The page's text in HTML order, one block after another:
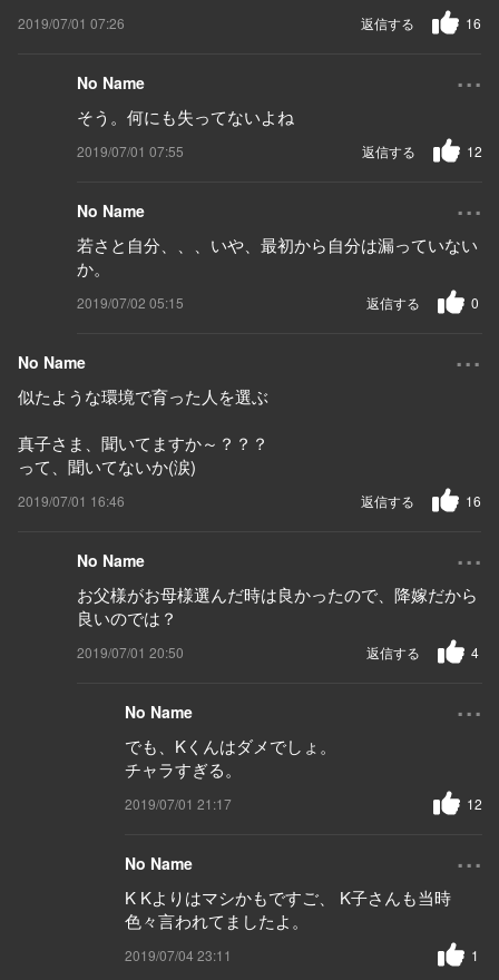
2019/07/01 07:26 16
返信する
No Name ...
そう。何にも失ってないよね
2019/07/01 07:55 12
返信する
No Name ...
若さと自分、、、いや、最初から自分は漏っていない
か。
2019/07/02 05:15 0
返信する
No Name ...
似たような環境で育った人を選ぶ
真子さま、聞いてますか～？？？
って、聞いてないか(涙)
2019/07/01 16:46 16
返信する
No Name ...
お父様がお母様選んだ時は良かったので、降嫁だから
良いのでは？
2019/07/01 20:50 4
返信する
No Name ...
でも、Kくんはダメでしょ。
チャラすぎる。
2019/07/01 21:17 12
No Name ...
K Kよりはマシかもですご、 K子さんも当時
色々言われてましたよ。
2019/07/04 23:11 1